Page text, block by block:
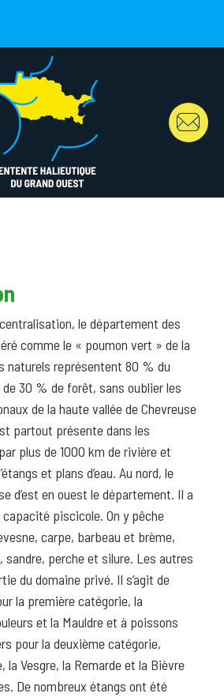
le département des
comme le « poumon vert » de la
naturels représentent 80 % du
30 % de forêt, sans oublier les
de la haute vallée de Chevreuse
partout présente dans les
plus de 1000 km de rivière et
et plans d’eau. Au nord, le
d’est en ouest le département. Il a
piscicole. On y pêche
carpe, barbeau et brème,
perche et silure. Les autres
du domaine privé. Il s’agit de
la première catégorie, la
et la Mauldre et à poissons
pour la deuxième catégorie,
la Vesgre, la Remarde et la Bièvre
De nombreux étangs ont été